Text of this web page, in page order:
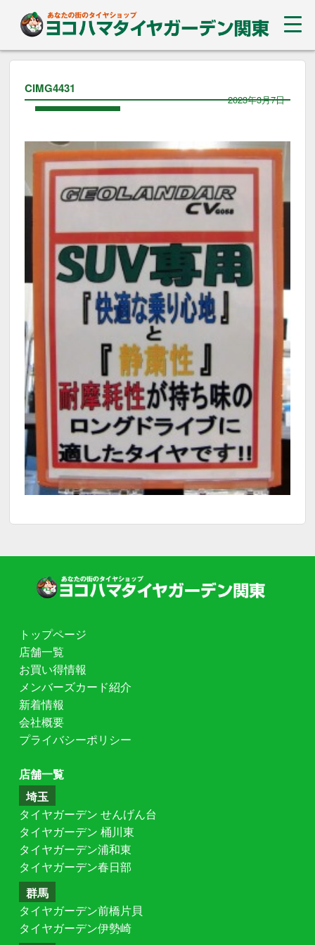
CIMG4431
2023年3月7日
トップページ
店舗一覧
お買い得情報
メンバーズカード紹介
新着情報
会社概要
プライバシーポリシー
店舗一覧
埼玉
タイヤガーデン せんげん台
タイヤガーデン 桶川東
タイヤガーデン浦和東
タイヤガーデン春日部
群馬
タイヤガーデン前橋片貝
タイヤガーデン伊勢崎